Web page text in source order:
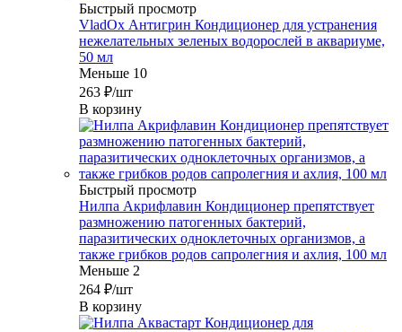
Быстрый просмотр
VladOx Антигрин Кондиционер для устранения
нежелательных зеленых водорослей в аквариуме,
50 мл
Меньше 10
263 ₽/шт
В корзину
Быстрый просмотр
Нилпа Акрифлавин Кондиционер препятствует
размножению патогенных бактерий,
паразитических одноклеточных организмов, а
также грибков родов сапролегния и ахлия, 100 мл
Меньше 2
264 ₽/шт
В корзину